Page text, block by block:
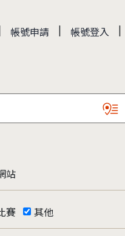
帳號申請 | 帳號登入 |
站
賽 其他